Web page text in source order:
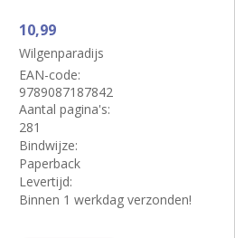
10,99
Wilgenparadijs
EAN-code:
9789087187842
Aantal pagina's:
281
Bindwijze:
Paperback
Levertijd:
Binnen 1 werkdag verzonden!